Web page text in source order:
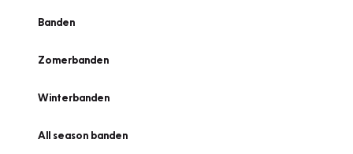
Banden
Zomerbanden
Winterbanden
All season banden